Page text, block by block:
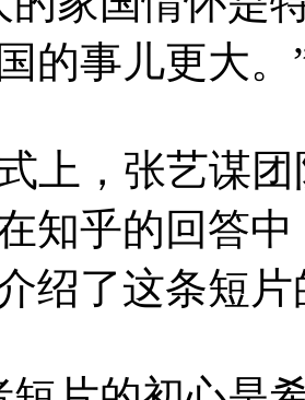
的事儿更大。
上，张艺谋团
知乎的回答
绍了这条短